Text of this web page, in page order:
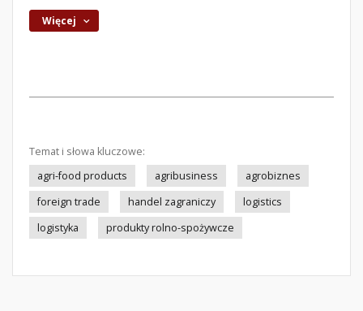
Więcej
Temat i słowa kluczowe:
agri-food products
agribusiness
agrobiznes
foreign trade
handel zagraniczy
logistics
logistyka
produkty rolno-spożywcze